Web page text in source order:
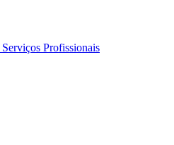
Serviços Profissionais